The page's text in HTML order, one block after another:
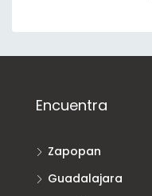
Encuentra
Zapopan
Guadalajara